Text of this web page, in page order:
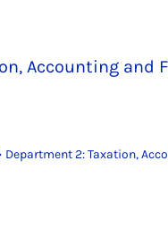
Accounting and
Department 2: Taxation,